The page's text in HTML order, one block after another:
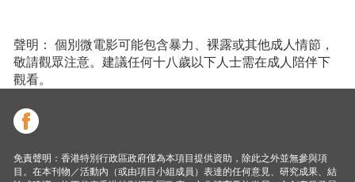
聲明： 個別微電影可能包含暴力、裸露或其他成人情節，
敬請觀眾注意。建議任何十八歲以下人士需在成人陪伴下
觀看。
免責聲明：香港特別行政區政府僅為本項目提供資助，除此之外並無參與項
目。在本刊物／活動內（或由項目小組成員）表達的任何意見、研究成果、結